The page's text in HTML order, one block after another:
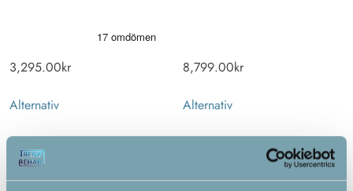
3,295.00kr
Alternativ
8,799.00kr
Alternativ